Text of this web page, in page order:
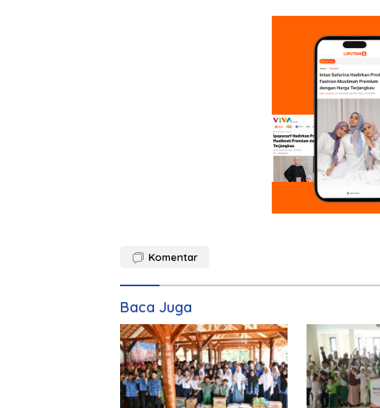
Komentar
Baca Juga